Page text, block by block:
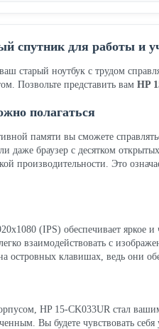
спутник для работы и
старый ноутбук с трудом
Позвольте представить вам HP
полагаться
памяти вы сможете
даже браузер с десятком
производительности. Это
(IPS) обеспечивает яркое
взаимодействовать с
островных клавишах, ведь они
HP 15-CK033UR стал
Вы будете чувствовать себя